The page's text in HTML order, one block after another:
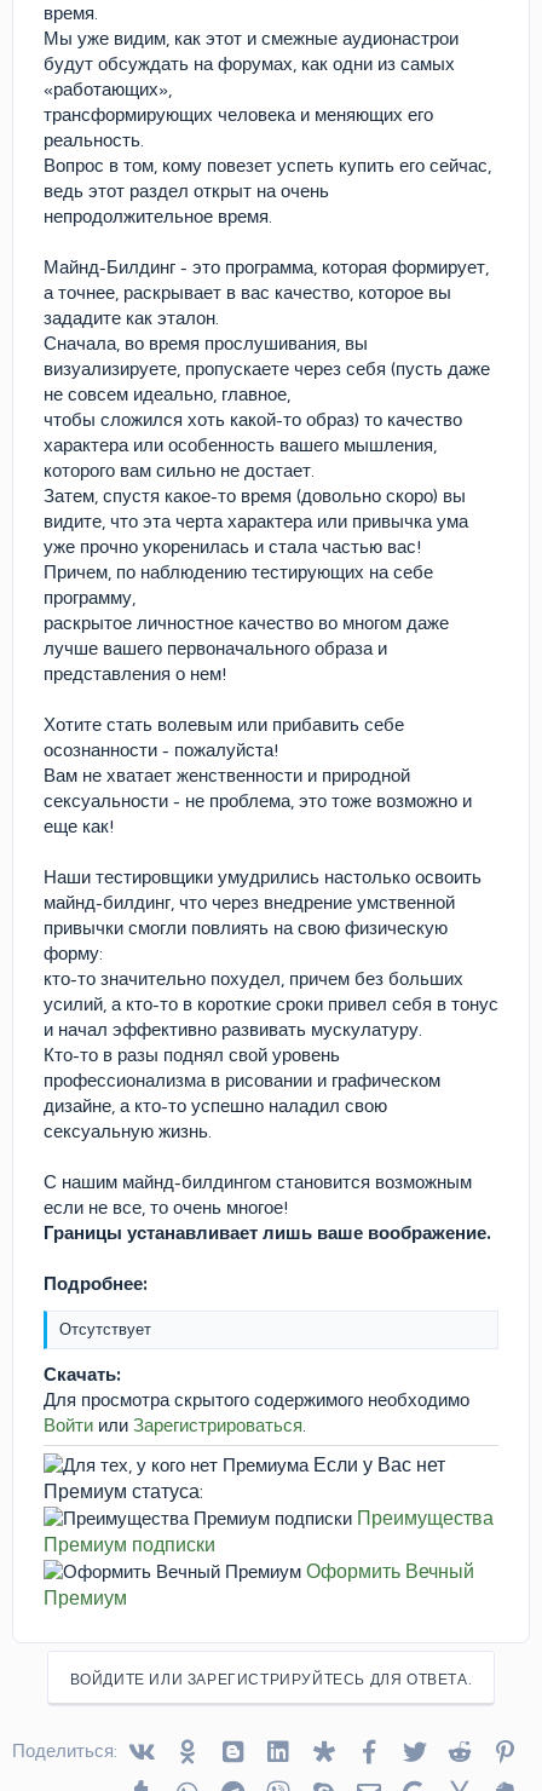
время.
Мы уже видим, как этот и смежные аудионастрои
будут обсуждать на форумах, как одни из самых
«работающих»,
трансформирующих человека и меняющих его
реальность.
Вопрос в том, кому повезет успеть купить его сейчас,
ведь этот раздел открыт на очень
непродолжительное время.
Майнд-Билдинг - это программа, которая формирует,
а точнее, раскрывает в вас качество, которое вы
зададите как эталон.
Сначала, во время прослушивания, вы
визуализируете, пропускаете через себя (пусть даже
не совсем идеально, главное,
чтобы сложился хоть какой-то образ) то качество
характера или особенность вашего мышления,
которого вам сильно не достает.
Затем, спустя какое-то время (довольно скоро) вы
видите, что эта черта характера или привычка ума
уже прочно укоренилась и стала частью вас!
Причем, по наблюдению тестирующих на себе
программу,
раскрытое личностное качество во многом даже
лучше вашего первоначального образа и
представления о нем!
Хотите стать волевым или прибавить себе
осознанности - пожалуйста!
Вам не хватает женственности и природной
сексуальности - не проблема, это тоже возможно и
еще как!
Наши тестировщики умудрились настолько освоить
майнд-билдинг, что через внедрение умственной
привычки смогли повлиять на свою физическую
форму:
кто-то значительно похудел, причем без больших
усилий, а кто-то в короткие сроки привел себя в тонус
и начал эффективно развивать мускулатуру.
Кто-то в разы поднял свой уровень
профессионализма в рисовании и графическом
дизайне, а кто-то успешно наладил свою
сексуальную жизнь.
С нашим майнд-билдингом становится возможным
если не все, то очень многое!
Границы устанавливает лишь ваше воображение.
Подробнее:
Отсутствует
Скачать:
Для просмотра скрытого содержимого необходимо
Войти или Зарегистрироваться.
Если у Вас нет
Премиум статуса:
Преимущества
Премиум подписки
Оформить Вечный
Премиум
ВОЙДИТЕ ИЛИ ЗАРЕГИСТРИРУЙТЕСЬ ДЛЯ ОТВЕТА.
Поделиться: VkontakteOdnoklassniki
Blogger Linked InDiasporaFacebook
TwitterReddit